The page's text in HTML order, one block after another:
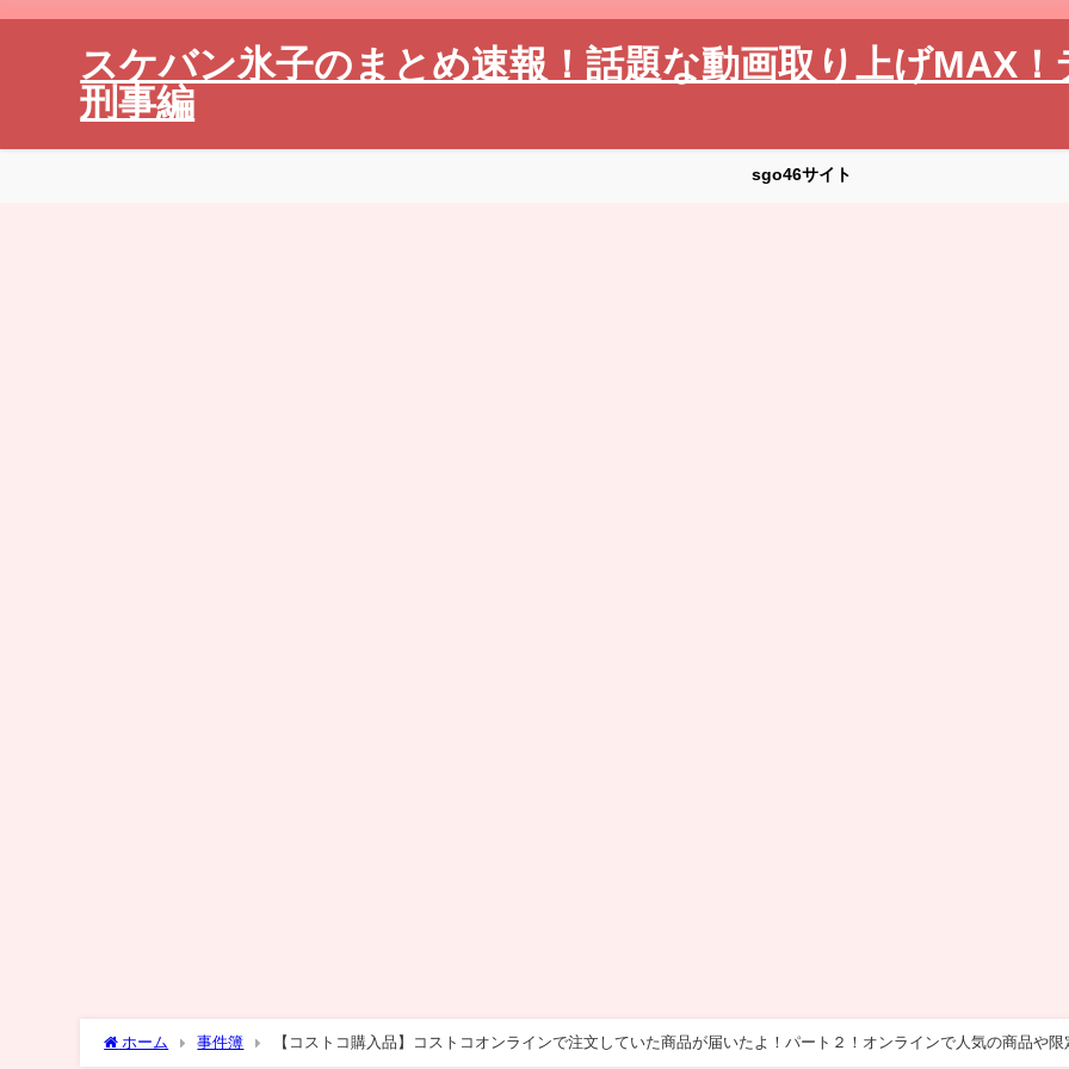
スケバン氷子のまとめ速報！話題な動画取り上げMAX
刑事編
sgo46サイト
ホーム 事件簿
【コストコ購入品】コストコオンラインで注文していた商品が届いたよ！パート２！オンラインで人気の商品や限